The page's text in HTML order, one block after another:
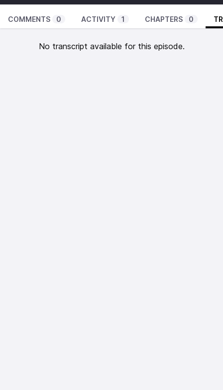
COMMENTS 0 ACTIVITY 1 CHAPTERS 0
No transcript available for this episode.